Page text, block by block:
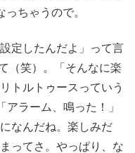
ちゃうので。
定したんだよ」って言
（笑）。「そんなに楽
トルトゥースっていう
ラーム、鳴った！」
なんだね。楽しみだ
ってさ。やっぱり、な